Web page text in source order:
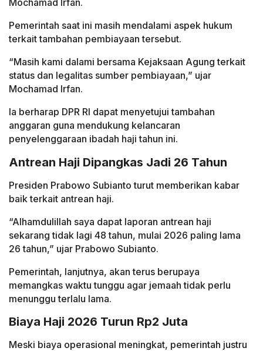
Mochamad Irfan.
Pemerintah saat ini masih mendalami aspek hukum
terkait tambahan pembiayaan tersebut.
“Masih kami dalami bersama Kejaksaan Agung terkait
status dan legalitas sumber pembiayaan,” ujar
Mochamad Irfan.
Ia berharap DPR RI dapat menyetujui tambahan
anggaran guna mendukung kelancaran
penyelenggaraan ibadah haji tahun ini.
Antrean Haji Dipangkas Jadi 26 Tahun
Presiden Prabowo Subianto turut memberikan kabar
baik terkait antrean haji.
“Alhamdulillah saya dapat laporan antrean haji
sekarang tidak lagi 48 tahun, mulai 2026 paling lama
26 tahun,” ujar Prabowo Subianto.
Pemerintah, lanjutnya, akan terus berupaya
memangkas waktu tunggu agar jemaah tidak perlu
menunggu terlalu lama.
Biaya Haji 2026 Turun Rp2 Juta
Meski biaya operasional meningkat, pemerintah justru